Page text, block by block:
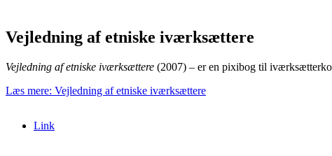
Vejledning af etniske iværksættere
Vejledning af etniske iværksættere (2007) – er en pixibog til
Læs mere: Vejledning af etniske iværksættere
Link